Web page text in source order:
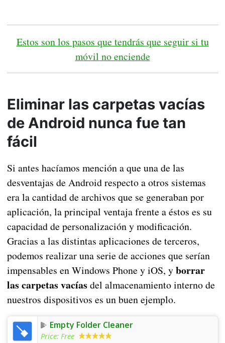
Estos son los pasos que tendrás que seguir si tu
móvil no enciende
Eliminar las carpetas vacías
de Android nunca fue tan
fácil
Si antes hacíamos mención a que una de las
desventajas de Android respecto a otros sistemas
era la cantidad de archivos que se generaban por
aplicación, la principal ventaja frente a éstos es su
capacidad de personalización y modificación.
Gracias a las distintas aplicaciones de terceros,
podemos realizar una serie de acciones que serían
impensables en Windows Phone y iOS, yborrar
las carpetas vacías del almacenamiento interno de
nuestros dispositivos es un buen ejemplo.
Empty Folder Cleaner
Price: Free